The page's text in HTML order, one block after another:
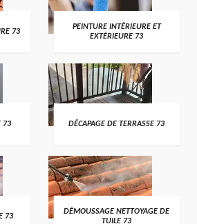
73
PEINTURE INTÉRIEURE ET
EXTÉRIEURE 73
73 DÉCAPAGE DE TERRASSE 73
73
DÉMOUSSAGE NETTOYAGE DE
TUILE 73